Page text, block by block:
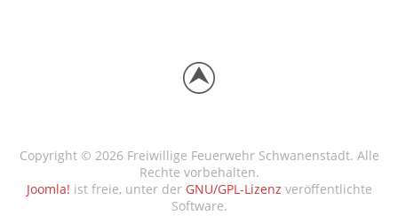
Copyright © 2026 Freiwillige Feuerwehr Schwanenstadt. Alle
Rechte vorbehalten.
Joomla! ist freie, unter der GNU/GPL-Lizenz veröffentlichte
Software.